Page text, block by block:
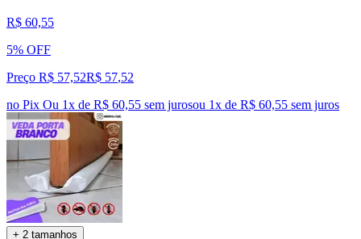
R$ 60,55
5% OFF
Preço R$ 57,52R$ 57,52
no Pix Ou 1x de R$ 60,55 sem jurosou 1x de R$ 60,55 sem juros
+ 2 tamanhos